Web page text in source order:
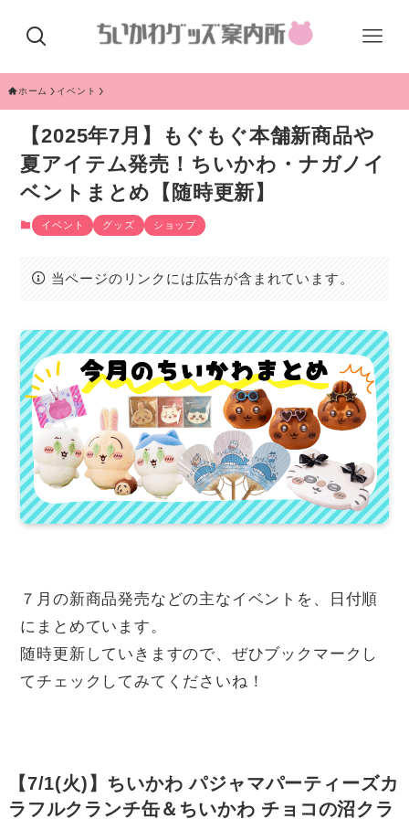
ホーム イベント
【2025年7月】もぐもぐ本舗新商品や
夏アイテム発売！ちいかわ・ナガノイ
ベントまとめ【随時更新】
イベント グッズ ショップ
当ページのリンクには広告が含まれています。
７月の新商品発売などの主なイベントを、日付順
にまとめています。
随時更新していきますので、ぜひブックマークし
てチェックしてみてくださいね！
【7/1(火)】ちいかわ パジャマパーティーズカ
ラフルクランチ缶＆ちいかわ チョコの沼クラ